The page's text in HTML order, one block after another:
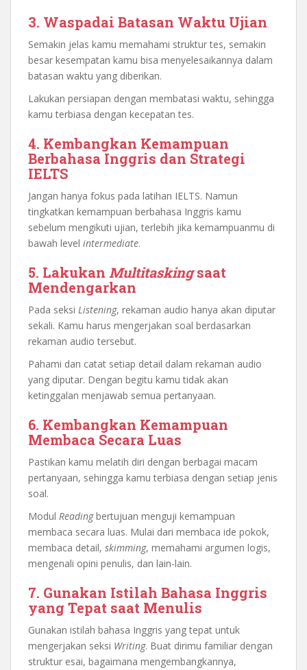
3. Waspadai Batasan Waktu Ujian
Semakin jelas kamu memahami struktur tes, semakin
besar kesempatan kamu bisa menyelesaikannya dalam
batasan waktu yang diberikan.
Lakukan persiapan dengan membatasi waktu, sehingga
kamu terbiasa dengan kecepatan tes.
4. Kembangkan Kemampuan
Berbahasa Inggris dan Strategi
IELTS
Jangan hanya fokus pada latihan IELTS. Namun
tingkatkan kemampuan berbahasa Inggris kamu
sebelum mengikuti ujian, terlebih jika kemampuanmu di
bawah level intermediate.
5. Lakukan Multitaskingsaat
Mendengarkan
Pada seksi Listening, rekaman audio hanya akan diputar
sekali. Kamu harus mengerjakan soal berdasarkan
rekaman audio tersebut.
Pahami dan catat setiap detail dalam rekaman audio
yang diputar. Dengan begitu kamu tidak akan
ketinggalan menjawab semua pertanyaan.
6. Kembangkan Kemampuan
Membaca Secara Luas
Pastikan kamu melatih diri dengan berbagai macam
pertanyaan, sehingga kamu terbiasa dengan setiap jenis
soal.
Modul Readingbertujuan menguji kemampuan
membaca secara luas. Mulai dari membaca ide pokok,
membaca detail, skimming, memahami argumen logis,
mengenali opini penulis, dan lain-lain.
7. Gunakan Istilah Bahasa Inggris
yang Tepat saat Menulis
Gunakan istilah bahasa Inggris yang tepat untuk
mengerjakan seksi Writing. Buat dirimu familiar dengan
struktur esai, bagaimana mengembangkannya,